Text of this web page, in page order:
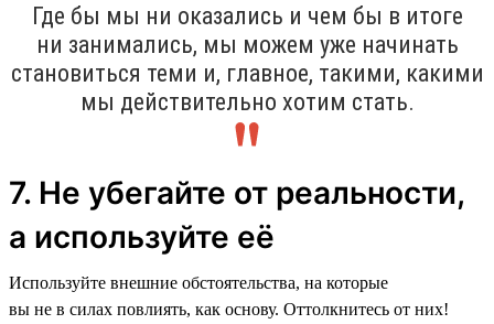
Где бы мы ни оказались и чем бы в итоге
ни занимались, мы можем уже начинать
становиться теми и, главное, такими, какими
мы действительно хотим стать.
7. Не убегайте от реальности,
а используйте её
Используйте внешние обстоятельства, на которые
вы не в силах повлиять, как основу. Оттолкнитесь от них!